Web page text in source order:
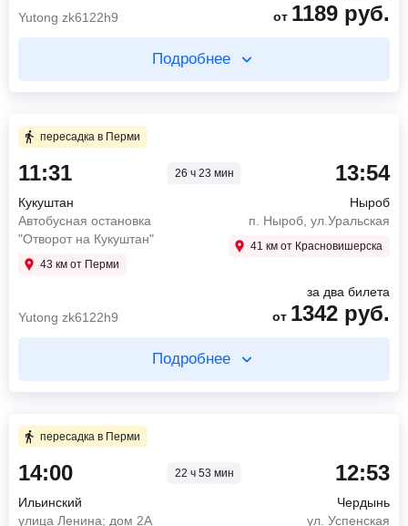
Yutong zk6122h9
от 1189 руб.
Подробнее
49 мин в пути
11:31
12:20
Автовокзал
Yutong zk6122h9
ул. Революции, 68
пересадка в Перми
11:31 26 ч 23 мин
Кукуштан
Автобусная остановка
"Отворот на Кукуштан"
43 км от Перми
13:54
Ныроб
п. Ныроб, ул.Уральская
41 км от Красновишерска
Yutong zk6122h9
за два билета
от 1342 руб.
Подробнее
49 мин в пути
11:31
12:20
пересадка в Перми
14:00 22 ч 53 мин
Ильинский
улица Ленина; дом 2А
12:53
Чердынь
ул. Успенская